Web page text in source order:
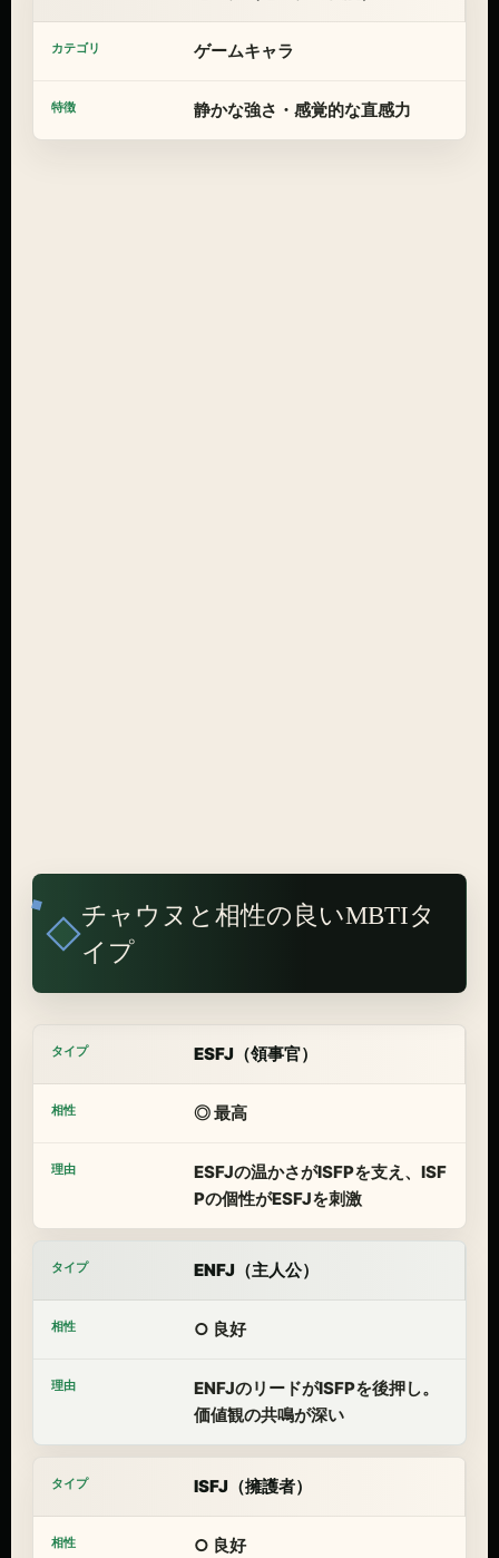
ゲームキャラ
静かな強さ・感覚的な直感力
チャウヌと相性の良いMBTIタ
イプ
ESFJ（領事官）
◎ 最高
ESFJの温かさがISFPを支え、ISF
Pの個性がESFJを刺激
ENFJ（主人公）
○ 良好
ENFJのリードがISFPを後押し。
価値観の共鳴が深い
ISFJ（擁護者）
○ 良好